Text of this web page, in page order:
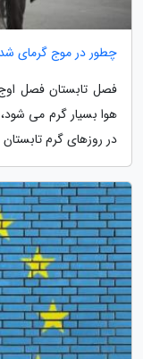
چطور در موج گرمای
فصل تابستان فصل
هوا بسیار گرم می
در روزهای گرم تابستان